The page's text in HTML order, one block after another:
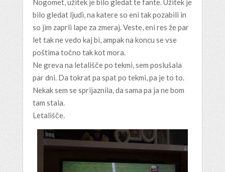
Nogomet, užitek je bilo gledat te fante. Užitek je
bilo gledat ljudi, na katere so eni tak pozabili in
so jim zaprli lape za zmeraj. Veste, eni res že par
let tak ne vedo kaj bi, ampak na koncu se vse
poštima točno tak kot mora.
Ne greva na letališče po tekmi, sem poslušala
par dni. Da tokrat pa spat po tekmi, pa je to to.
Nekak sem se sprijaznila, da sama pa ja ne bom
tam stala.
Letališče.